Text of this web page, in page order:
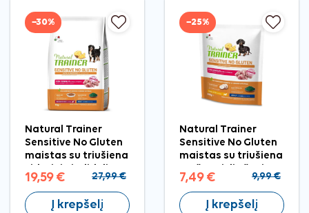
−30%
Natural Trainer
Sensitive No Gluten
maistas su triušiena
veislių šunims, 3 kg
19,59 € 27,99 €
Į krepšelį
−25%
Natural Trainer
Sensitive No Gluten
maistas su triušiena
800 g
7,49 € 9,99 €
Į krepšelį